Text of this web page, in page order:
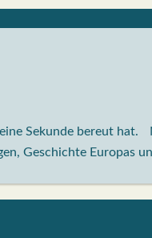
Sekunde bereut
Geschichte Europas